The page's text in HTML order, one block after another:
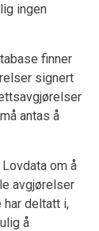
ingen
finner
signert
antas å
om å
avgjørelser
har deltatt i,
å